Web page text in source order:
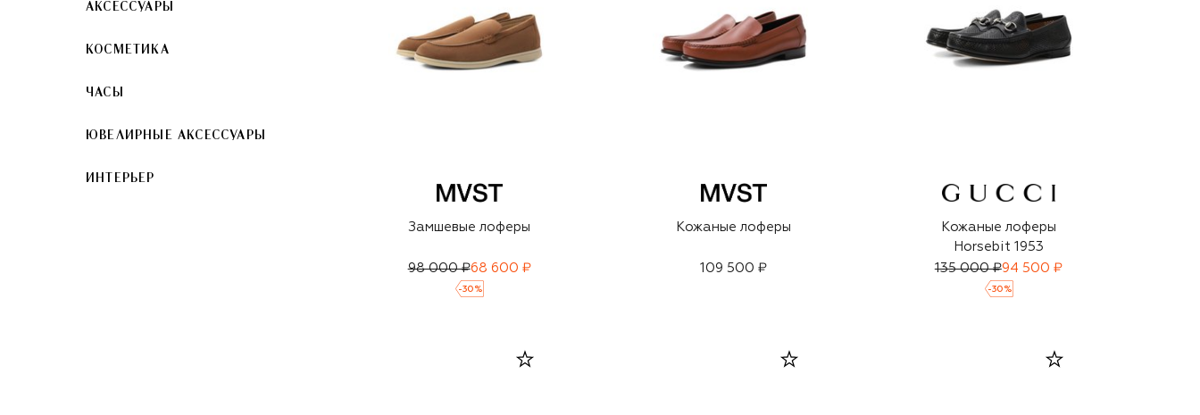
АКСЕССУАРЫ
КОСМЕТИКА
ЧАСЫ
ЮВЕЛИРНЫЕ АКСЕССУАРЫ
ИНТЕРЬЕР
Замшевые лоферы
98 000 ₽68 600 ₽
-30 %
Кожаные лоферы
109 500 ₽
Кожаные лоферы
Horsebit 1953
135 000 ₽94 500 ₽
-30 %